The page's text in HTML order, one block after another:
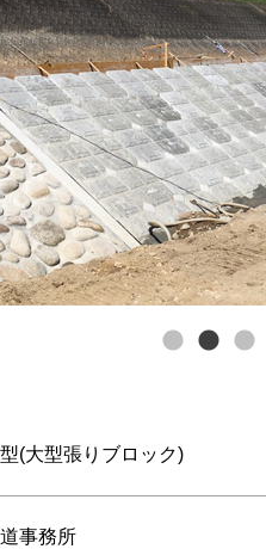
(大型張りブロック)
事務所